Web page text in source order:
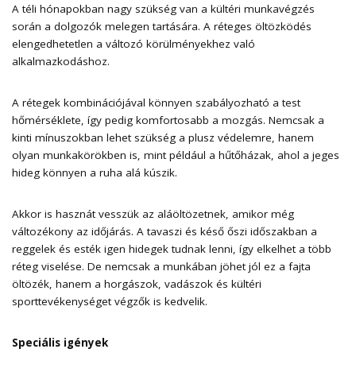
A téli hónapokban nagy szükség van a kültéri munkavégzés
során a dolgozók melegen tartására. A réteges öltözködés
elengedhetetlen a változó körülményekhez való
alkalmazkodáshoz.
A rétegek kombinációjával könnyen szabályozható a test
hőmérséklete, így pedig komfortosabb a mozgás. Nemcsak a
kinti mínuszokban lehet szükség a plusz védelemre, hanem
olyan munkakörökben is, mint például a hűtőházak, ahol a jeges
hideg könnyen a ruha alá kúszik.
Akkor is hasznát vesszük az aláöltözetnek, amikor még
változékony az időjárás. A tavaszi és késő őszi időszakban a
reggelek és esték igen hidegek tudnak lenni, így elkelhet a több
réteg viselése. De nemcsak a munkában jöhet jól ez a fajta
öltözék, hanem a horgászok, vadászok és kültéri
sporttevékenységet végzők is kedvelik.
Speciális igények